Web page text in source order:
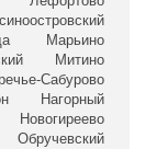
Марьино
Митино
Сабурово
Нагорный
Новогиреево
Обручевский